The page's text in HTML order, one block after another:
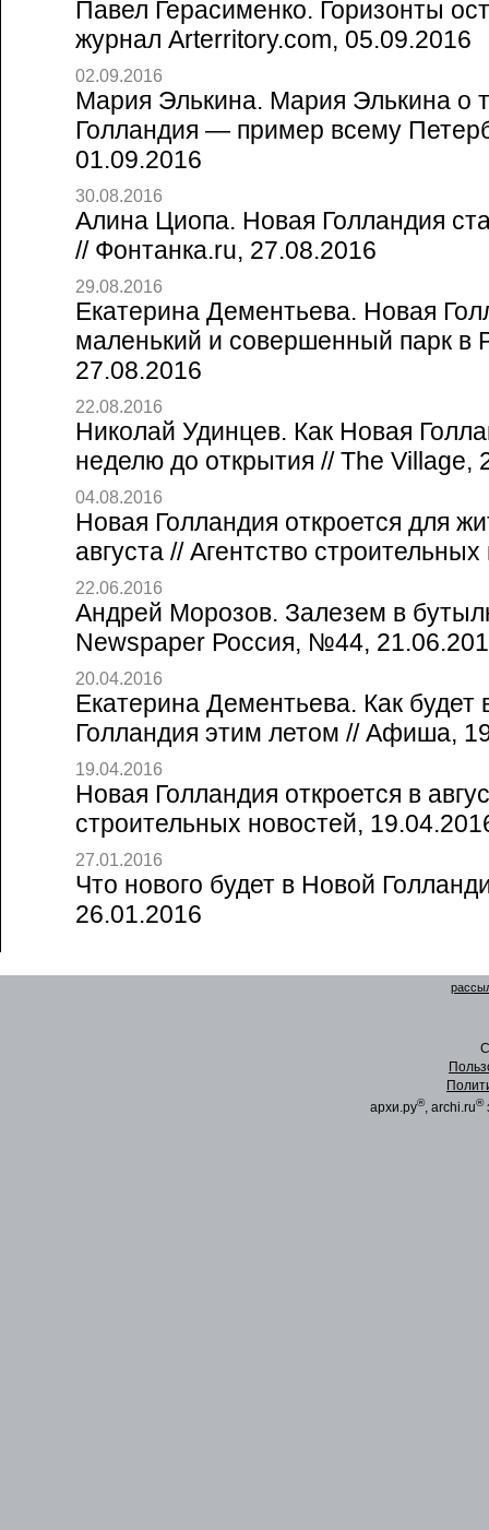
Павел Герасименко. Горизонты
журнал Arterritory.com, 05.09.2016
02.09.2016
Мария Элькина. Мария Элькина о
Голландия — пример всему
01.09.2016
30.08.2016
Алина Циопа. Новая Голландия
// Фонтанка.ru, 27.08.2016
29.08.2016
Екатерина Дементьева. Новая
маленький и совершенный парк в
27.08.2016
22.08.2016
Николай Удинцев. Как Новая
неделю до открытия // The Village,
04.08.2016
Новая Голландия откроется для
августа // Агентство
22.06.2016
Андрей Морозов. Залезем в
Newspaper Россия, №44,
20.04.2016
Екатерина Дементьева. Как будет
Голландия этим летом // Афиша,
19.04.2016
Новая Голландия откроется в
строительных новостей,
27.01.2016
Что нового будет в Новой
26.01.2016
архи.ру®, archi.ru®